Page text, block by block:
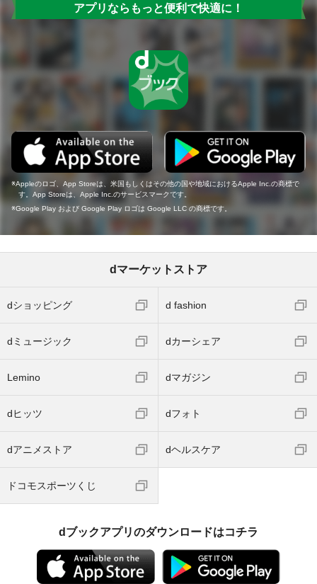
アプリならもっと便利で快適に！
Appleのロゴ、App Storeは、米国もしくはその他の国や地域におけるApple Inc.の商標で
す。App Storeは、Apple Inc.のサービスマークです。
Google Play および Google Play ロゴは Google LLC の商標です。
dマーケットストア
dショッピング d fashion
dミュージック dカーシェア
Lemino dマガジン
dヒッツ dフォト
dアニメストア dヘルスケア
ドコモスポーツくじ
dブックアプリのダウンロードはコチラ